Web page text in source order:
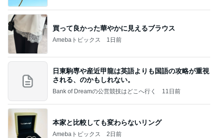
買って良かった華やかに見えるブラウス
Amebaトピックス 1日前
日東駒専や産近甲龍は英語よりも国語の攻略が重視
される、のかもしれない。
Bank of Dreamの公営競技はどこへ行く 11日前
本家と比較しても変わらないリング
Amebaトピックス 2日前